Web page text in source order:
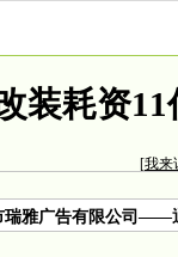
装耗资11
[我来
瑞雅广告有限公司——